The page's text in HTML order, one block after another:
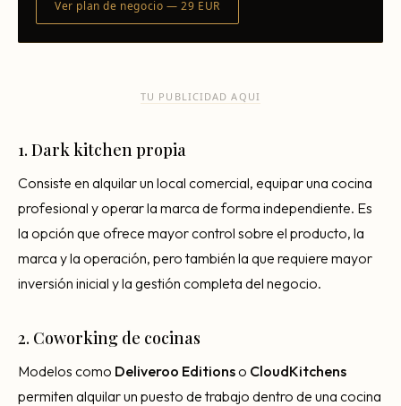
Ver plan de negocio — 29 EUR
TU PUBLICIDAD AQUI
1. Dark kitchen propia
Consiste en alquilar un local comercial, equipar una cocina
profesional y operar la marca de forma independiente. Es
la opción que ofrece mayor control sobre el producto, la
marca y la operación, pero también la que requiere mayor
inversión inicial y la gestión completa del negocio.
2. Coworking de cocinas
Modelos como Deliveroo Editionso CloudKitchens
permiten alquilar un puesto de trabajo dentro de una cocina